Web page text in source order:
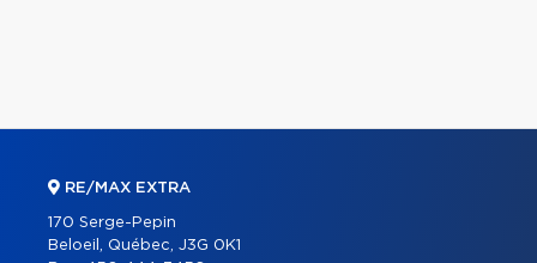
RE/MAX EXTRA
170 Serge-Pepin
Beloeil, Québec, J3G 0K1